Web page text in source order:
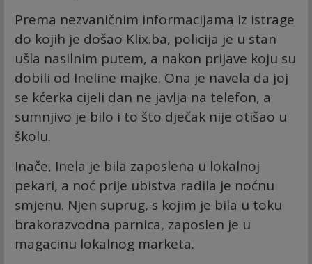
Prema nezvaničnim informacijama iz istrage
do kojih je došao Klix.ba, policija je u stan
ušla nasilnim putem, a nakon prijave koju su
dobili od Ineline majke. Ona je navela da joj
se kćerka cijeli dan ne javlja na telefon, a
sumnjivo je bilo i to što dječak nije otišao u
školu.
Inače, Inela je bila zaposlena u lokalnoj
pekari, a noć prije ubistva radila je noćnu
smjenu. Njen suprug, s kojim je bila u toku
brakorazvodna parnica, zaposlen je u
magacinu lokalnog marketa.